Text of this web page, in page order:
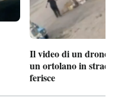
Il video di un drone
un ortolano in
ferisce